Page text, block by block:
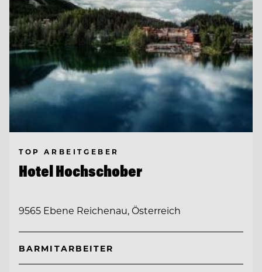
TOP ARBEITGEBER
Hotel Hochschober
9565 Ebene Reichenau, Österreich
BARMITARBEITER